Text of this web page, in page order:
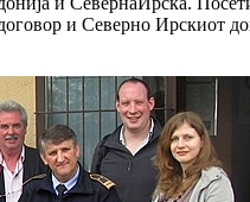
и Северно